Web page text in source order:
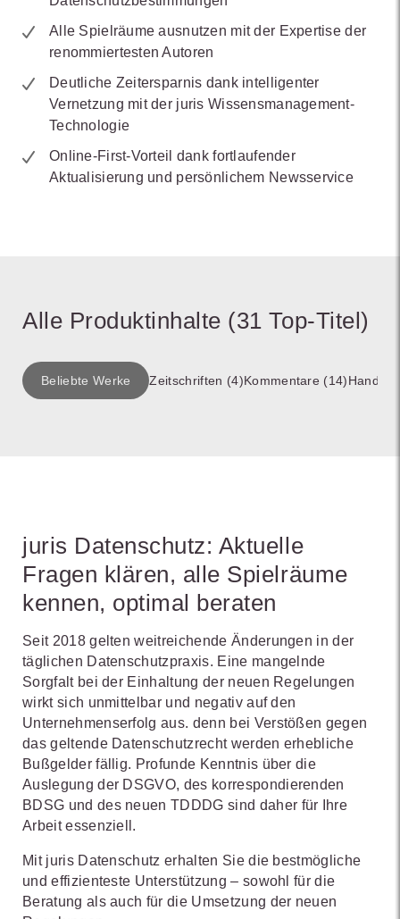
Alle Spielräume ausnutzen mit der Expertise der
renommiertesten Autoren
Deutliche Zeitersparnis dank intelligenter
Vernetzung mit der juris Wissensmanagement-
Technologie
Online-First-Vorteil dank fortlaufender
Aktualisierung und persönlichem Newsservice
Alle Produktinhalte (31 Top-Titel)
Beliebte Werke Zeitschriften (4)Kommentare (14)
juris Datenschutz: Aktuelle
Fragen klären, alle Spielräume
kennen, optimal beraten
Seit 2018 gelten weitreichende Änderungen in der
täglichen Datenschutzpraxis. Eine mangelnde
Sorgfalt bei der Einhaltung der neuen Regelungen
wirkt sich unmittelbar und negativ auf den
Unternehmenserfolg aus. denn bei Verstößen gegen
das geltende Datenschutzrecht werden erhebliche
Bußgelder fällig. Profunde Kenntnis über die
Auslegung der DSGVO, des korrespondierenden
BDSG und des neuen TDDDG sind daher für Ihre
Arbeit essenziell.
Mit juris Datenschutz erhalten Sie die bestmögliche
und effizienteste Unterstützung – sowohl für die
Beratung als auch für die Umsetzung der neuen